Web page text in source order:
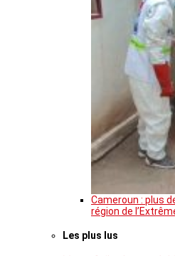
Cameroun : plus
région de
Les plus lus